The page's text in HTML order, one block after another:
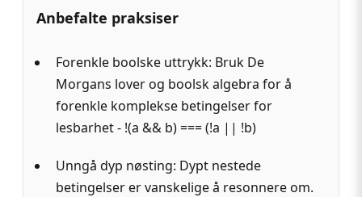
Anbefalte praksiser
Forenkle boolske uttrykk: Bruk De
Morgans lover og boolsk algebra for å
forenkle komplekse betingelser for
lesbarhet - !(a && b) === (!a || !b)
Unngå dyp nøsting: Dypt nestede
betingelser er vanskelige å resonnere om.